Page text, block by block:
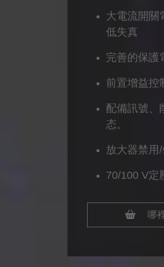
大電流開關
低失真
完善的保護
前置增益控
配備訊號、
态。
放大器禁用
70/100 V定
哪